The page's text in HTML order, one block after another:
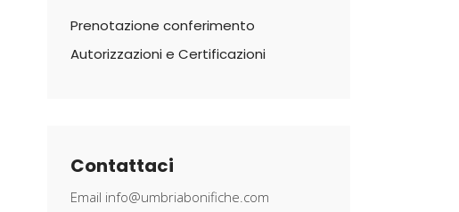
Prenotazione conferimento
Autorizzazioni e Certificazioni
Contattaci
Email info@umbriabonifiche.com